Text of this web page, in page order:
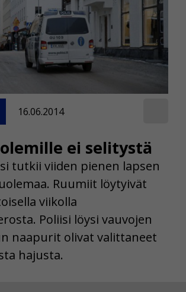
ei selitystä
16.06.2014
tutkii viiden pienen lapsen
Ruumiit löytyivät
viikolla
Poliisi löysi vauvojen
naapurit olivat valittaneet
hajusta.